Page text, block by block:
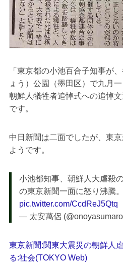
「東京都の小池百合子知事が
ょう）公園（墨田区）で九月
朝鮮人犠牲者追悼式への追悼
です。
中日新聞は二面でしたが、東
ようです。
小池都知事、朝鮮人大虐殺
の東京新聞一面に怒り沸騰
pic.twitter.com/CcdReJ5Qtq
— 太安萬侶
東京新聞:関東大震災の朝鮮人
る:社会(TOKYO Web)